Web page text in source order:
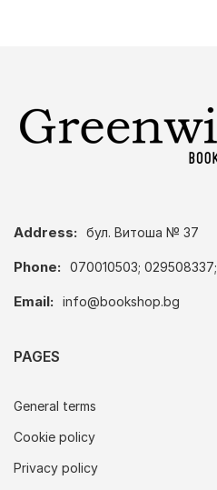
Address: бул. Витоша № 37
Phone: 070010503; 029508337;
Email: info@bookshop.bg
PAGES
General terms
Cookie policy
Privacy policy